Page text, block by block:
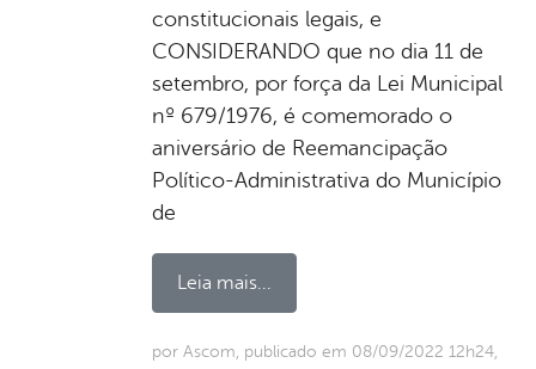
constitucionais legais, e
CONSIDERANDO que no dia 11 de
setembro, por força da Lei Municipal
nº 679/1976, é comemorado o
aniversário de Reemancipação
Político-Administrativa do Município
de
Leia mais...
por Ascom, publicado em 08/09/2022 12h24,